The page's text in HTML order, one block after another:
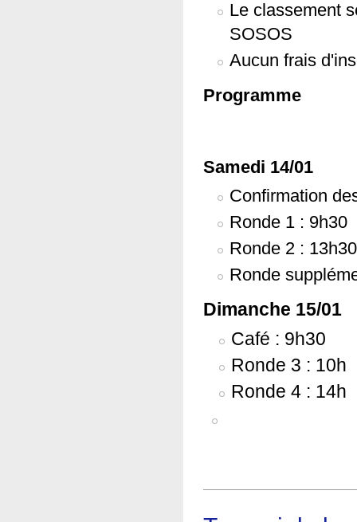
Le classement
SOSOS
Aucun frais
Programme
Samedi 14/01
Confirmation
Ronde 1 : 9h30
Ronde 2 : 13h30
Ronde
Dimanche 15/01
Café : 9h30
Ronde 3 : 10h
Ronde 4 : 14h